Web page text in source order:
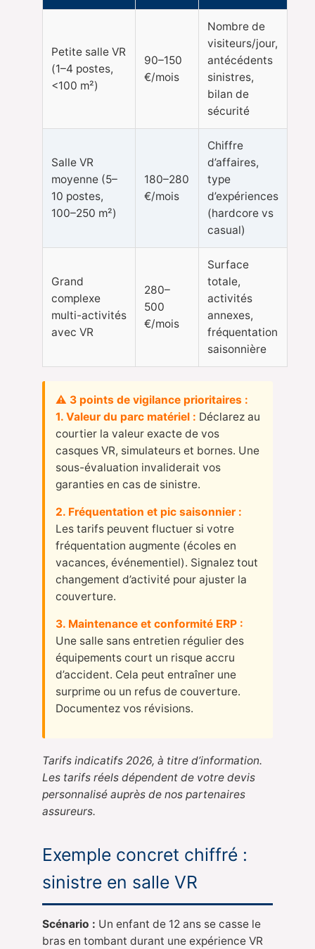
Petite salle VR
(1–4 postes,
<100 m²)
90–150
€/mois
Nombre de
visiteurs/jour,
antécédents
sinistres,
bilan de
sécurité
Salle VR
moyenne (5–
10 postes,
100–250 m²)
180–280
€/mois
Chiffre
d’affaires,
type
d’expériences
(hardcore vs
casual)
Grand
complexe
multi-activités
avec VR
280–
500
€/mois
Surface
totale,
activités
annexes,
fréquentation
saisonnière
⚠ 3 points de vigilance prioritaires :
1. Valeur du parc matériel : Déclarez au
courtier la valeur exacte de vos
casques VR, simulateurs et bornes. Une
sous-évaluation invaliderait vos
garanties en cas de sinistre.
2. Fréquentation et pic saisonnier :
Les tarifs peuvent fluctuer si votre
fréquentation augmente (écoles en
vacances, événementiel). Signalez tout
changement d’activité pour ajuster la
couverture.
3. Maintenance et conformité ERP :
Une salle sans entretien régulier des
équipements court un risque accru
d’accident. Cela peut entraîner une
surprime ou un refus de couverture.
Documentez vos révisions.
Tarifs indicatifs 2026, à titre d’information.
Les tarifs réels dépendent de votre devis
personnalisé auprès de nos partenaires
assureurs.
Exemple concret chiffré :
sinistre en salle VR
Scénario : Un enfant de 12 ans se casse le
bras en tombant durant une expérience VR